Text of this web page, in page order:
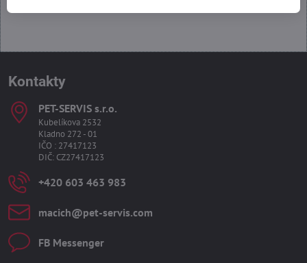
Kontakty
PET-SERVIS s​.r​.o​.
Kubelíkova 2532
Kladno 272 - 01
IČO : 27417123
DIČ: CZ27417123
+420 603 463 983
macich​@pet-servis​.com
FB Messenger